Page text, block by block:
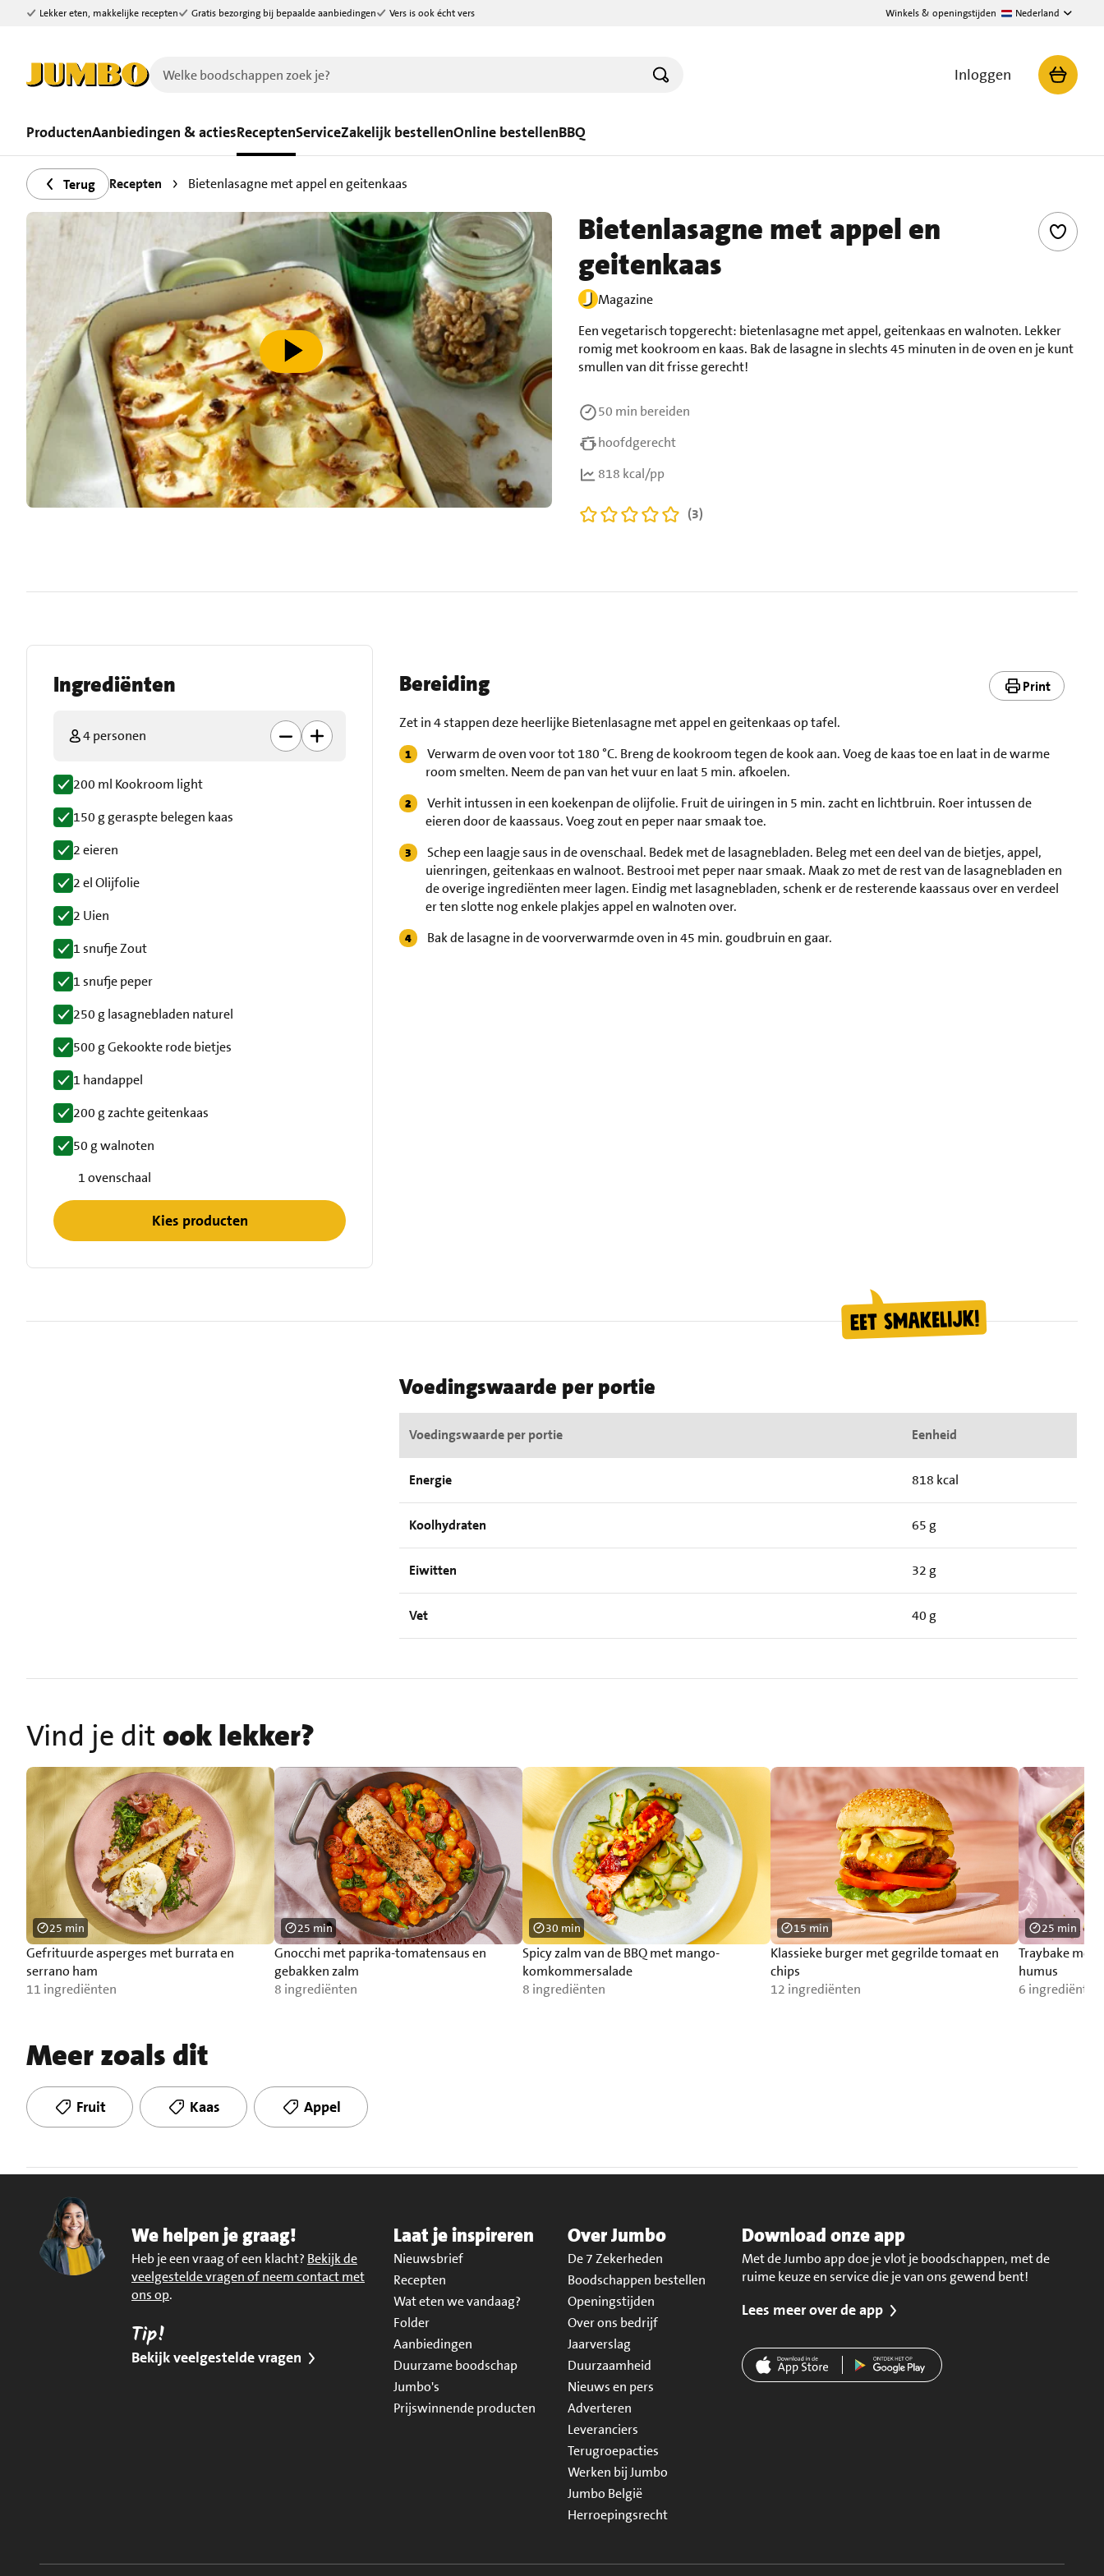
Ga naar zoeken
Ga naar hoofdinhoud
Lekker eten, makkelijke recepten Gratis bezorging bij bepaalde aanbiedingen Vers is ook écht vers Winkels & openingstijden Nederland
Inloggen
ProductenAanbiedingen & actiesReceptenServiceZakelijk bestellenOnline bestellenBBQ
Terug Recepten Bietenlasagne met appel en geitenkaas
speel video af
Bietenlasagne met appel en
geitenkaas
Magazine
Een vegetarisch topgerecht: bietenlasagne met appel, geitenkaas en walnoten. Lekker
romig met kookroom en kaas. Bak de lasagne in slechts 45 minuten in de oven en je kunt
smullen van dit frisse gerecht!
50 min bereiden
hoofdgerecht
818 kcal/pp
(3)
Ingrediënten
4 personen
200 ml Kookroom light
150 g geraspte belegen kaas
2 eieren
2 el Olijfolie
2 Uien
1 snufje Zout
1 snufje peper
250 g lasagnebladen naturel
500 g Gekookte rode bietjes
1 handappel
200 g zachte geitenkaas
50 g walnoten
1 ovenschaal
Kies producten
Bereiding Print
Zet in 4 stappen deze heerlijke Bietenlasagne met appel en geitenkaas op tafel.
Verwarm de oven voor tot 180 °C. Breng de kookroom tegen de kook aan. Voeg de kaas toe en laat in de warme
room smelten. Neem de pan van het vuur en laat 5 min. afkoelen.
Verhit intussen in een koekenpan de olijfolie. Fruit de uiringen in 5 min. zacht en lichtbruin. Roer intussen de
eieren door de kaassaus. Voeg zout en peper naar smaak toe.
Schep een laagje saus in de ovenschaal. Bedek met de lasagnebladen. Beleg met een deel van de bietjes, appel,
uienringen, geitenkaas en walnoot. Bestrooi met peper naar smaak. Maak zo met de rest van de lasagnebladen en
de overige ingrediënten meer lagen. Eindig met lasagnebladen, schenk er de resterende kaassaus over en verdeel
er ten slotte nog enkele plakjes appel en walnoten over.
Bak de lasagne in de voorverwarmde oven in 45 min. goudbruin en gaar.
Voedingswaarde per portie
Voedingswaarde per portie Eenheid
Energie 818 kcal
Koolhydraten 65 g
Eiwitten 32 g
Vet 40 g
Vind je ditook lekker?
Gefrituurde asperges met burrata en
serrano ham
11 ingrediënten
25 min
Gnocchi met paprika-tomatensaus en
gebakken zalm
8 ingrediënten
25 min
Spicy zalm van de BBQ met mango-
komkommersalade
8 ingrediënten
30 min
Klassieke burger met gegrilde tomaat en
chips
12 ingrediënten
15 min
Traybake met
humus
6 ingrediënten
25 min
Meer zoals dit
Fruit Kaas Appel
We helpen je graag!
Heb je een vraag of een klacht? Bekijk de
veelgestelde vragen of neem contact met
ons op.
Tip!
Bekijk veelgestelde vragen
Laat je inspireren
Nieuwsbrief
Recepten
Wat eten we vandaag?
Folder
Aanbiedingen
Duurzame boodschap
Jumbo's
Prijswinnende producten
Over Jumbo
De 7 Zekerheden
Boodschappen bestellen
Openingstijden
Over ons bedrijf
Jaarverslag
Duurzaamheid
Nieuws en pers
Adverteren
Leveranciers
Terugroepacties
Werken bij Jumbo
Jumbo België
Herroepingsrecht
Download onze app
Met de Jumbo app doe je vlot je boodschappen, met de
ruime keuze en service die je van ons gewend bent!
Lees meer over de app